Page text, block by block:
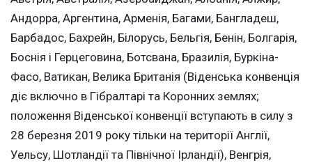
Андорра, Аргентина, Арменія, Багами, Бангладеш,
Барбадос, Бахрейн, Білорусь, Бельгія, Бенін, Болгарія,
Боснія і Герцеговина, Ботсвана, Бразилія, Буркіна-
Фасо, Ватикан, Велика Британія (Віденська конвенція
діє включно в Гібралтарі та Коронних землях;
положення Віденської конвенції вступають в силу з
28 березня 2019 року тільки на території Англії,
Уельсу, Шотландії та Північної Ірландії), Венгрія,